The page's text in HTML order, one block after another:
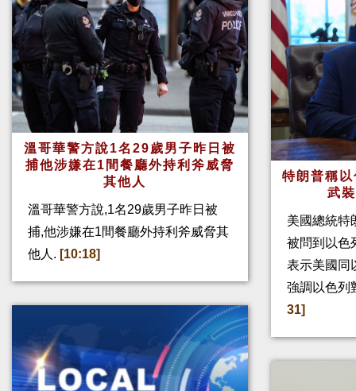
溫哥華警方說1名29歲男子昨日被
捕他涉嫌在1間餐廳外持利斧威脅
其他人
溫哥華警方說,1名29歲男子昨日被
捕,他涉嫌在1間餐廳外持利斧威脅其
他人. [10:18]
特朗普稱
武
美國總統特
被問到以色
表示美國同
強調以色列
31]